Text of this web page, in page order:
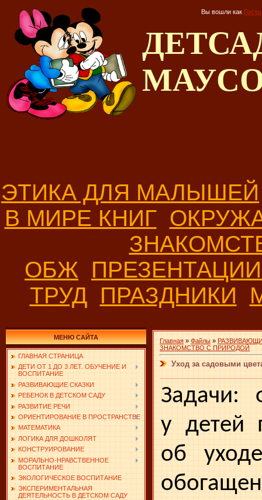
Вы вошли как Гость
ЭТИКА ДЛЯ МАЛЫШЕЙ
В МИРЕ КНИГ
ОБЖ
ТРУД ПРАЗДНИКИ
МЕНЮ САЙТА
ГЛАВНАЯ СТРАНИЦА
ДЕТИ ОТ 1 ДО 3 ЛЕТ. ОБУЧЕНИЕ И
ВОСПИТАНИЕ
РАЗВИВАЮЩИЕ СКАЗКИ
РЕБЕНОК В ДЕТСКОМ САДУ
РАЗВИТИЕ РЕЧИ
ОРИЕНТИРОВАНИЕ В ПРОСТРАНСТВЕ
МАТЕМАТИКА
ЛОГИКА ДЛЯ ДОШКОЛЯТ
КОНСТРУИРОВАНИЕ
МОРАЛЬНО-НРАВСТВЕННОЕ
ВОСПИТАНИЕ
ЭКОЛОГИЧЕСКОЕ ВОСПИТАНИЕ
ЭКСПЕРИМЕНТАЛЬНАЯ
ДЕЯТЕЛЬНОСТЬ В ДЕТСКОМ САДУ
Главная » Файлы »
ЗНАКОМСТВО С ПРИРОДОЙ
Уход за садовыми
Задачи:
у детей
об